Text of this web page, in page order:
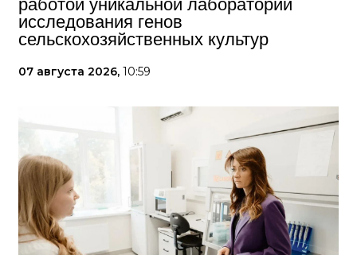
работой уникальной лаборатории
исследования генов
сельскохозяйственных культур
07 августа 2026, 10:59